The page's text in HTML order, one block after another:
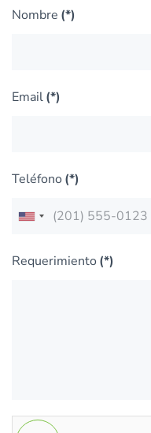
Nombre (*)
Email(*)
Teléfono (*)
United
+1
Requerimiento (*)